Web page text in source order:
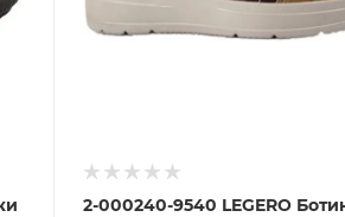
2-000240-9540 LEGERO